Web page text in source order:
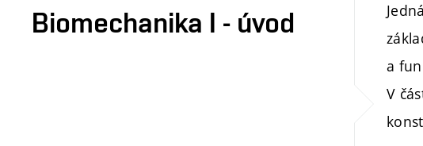
Biomechanika I - úvod
a
V